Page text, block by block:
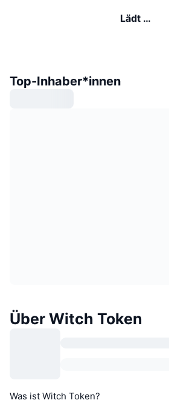
Lädt …
Top-Inhaber*innen
Über Witch Token
Was ist Witch Token?